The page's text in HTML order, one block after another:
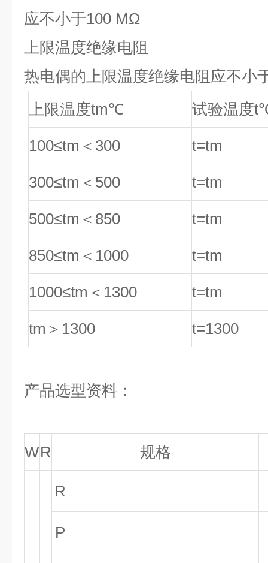
应不小于100 MΩ
上限温度绝缘电阻
热电偶的上限温度绝缘电阻应不小
上限温度tm℃ 试验温度t
100≤tm ＜300 t=tm
300≤tm ＜500 t=tm
500≤tm ＜850 t=tm
850≤tm ＜1000 t=tm
1000≤tm ＜1300 t=tm
tm ＞1300 t=1300
产品选型资料：
WR 规格
R
P